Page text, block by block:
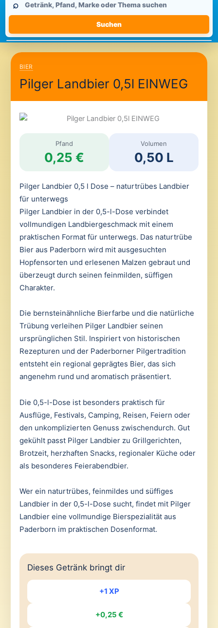
durchsuchen
⌕
Suchen
BIER
Pilger Landbier 0,5l EINWEG
Pfand
0,25 €
Volumen
0,50 L
Pilger Landbier 0,5 l Dose – naturtrübes Landbier
für unterwegs
Pilger Landbier in der 0,5-l-Dose verbindet
vollmundigen Landbiergeschmack mit einem
praktischen Format für unterwegs. Das naturtrübe
Bier aus Paderborn wird mit ausgesuchten
Hopfensorten und erlesenen Malzen gebraut und
überzeugt durch seinen feinmilden, süffigen
Charakter.
Die bernsteinähnliche Bierfarbe und die natürliche
Trübung verleihen Pilger Landbier seinen
ursprünglichen Stil. Inspiriert von historischen
Rezepturen und der Paderborner Pilgertradition
entsteht ein regional geprägtes Bier, das sich
angenehm rund und aromatisch präsentiert.
Die 0,5-l-Dose ist besonders praktisch für
Ausflüge, Festivals, Camping, Reisen, Feiern oder
den unkomplizierten Genuss zwischendurch. Gut
gekühlt passt Pilger Landbier zu Grillgerichten,
Brotzeit, herzhaften Snacks, regionaler Küche oder
als besonderes Feierabendbier.
Wer ein naturtrübes, feinmildes und süffiges
Landbier in der 0,5-l-Dose sucht, findet mit Pilger
Landbier eine vollmundige Bierspezialität aus
Paderborn im praktischen Dosenformat.
Dieses Getränk bringt dir
+1 XP
+0,25 €